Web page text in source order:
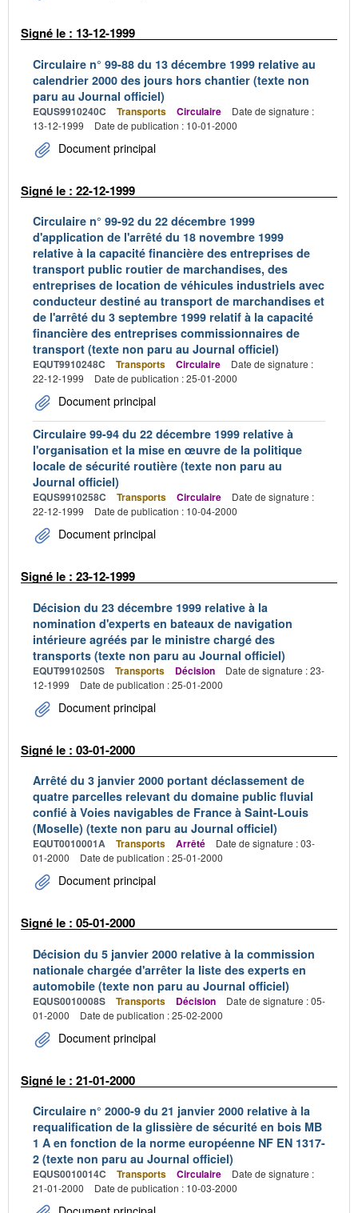
Signé le : 13-12-1999
Circulaire n° 99-88 du 13 décembre 1999 relative au
calendrier 2000 des jours hors chantier (texte non
paru au Journal officiel)
EQUS9910240C Transports Circulaire
Date de signature :
13-12-1999
Date de publication : 10-01-2000
Document principal
Signé le : 22-12-1999
Circulaire n° 99-92 du 22 décembre 1999
d'application de l'arrêté du 18 novembre 1999
relative à la capacité financière des entreprises de
transport public routier de marchandises, des
entreprises de location de véhicules industriels avec
conducteur destiné au transport de marchandises et
de l'arrêté du 3 septembre 1999 relatif à la capacité
financière des entreprises commissionnaires de
transport (texte non paru au Journal officiel)
EQUT9910248C Transports Circulaire
Date de signature :
22-12-1999
Date de publication : 25-01-2000
Document principal
Circulaire 99-94 du 22 décembre 1999 relative à
l'organisation et la mise en œuvre de la politique
locale de sécurité routière (texte non paru au
Journal officiel)
EQUS9910258C Transports Circulaire
Date de signature :
22-12-1999
Date de publication : 10-04-2000
Document principal
Signé le : 23-12-1999
Décision du 23 décembre 1999 relative à la
nomination d'experts en bateaux de navigation
intérieure agréés par le ministre chargé des
transports (texte non paru au Journal officiel)
EQUT9910250S Transports Décision
Date de signature : 23-
12-1999
Date de publication : 25-01-2000
Document principal
Signé le : 03-01-2000
Arrêté du 3 janvier 2000 portant déclassement de
quatre parcelles relevant du domaine public fluvial
confié à Voies navigables de France à Saint-Louis
(Moselle) (texte non paru au Journal officiel)
EQUT0010001A Transports Arrêté
Date de signature : 03-
01-2000
Date de publication : 25-01-2000
Document principal
Signé le : 05-01-2000
Décision du 5 janvier 2000 relative à la commission
nationale chargée d'arrêter la liste des experts en
automobile (texte non paru au Journal officiel)
EQUS0010008S Transports Décision
Date de signature : 05-
01-2000
Date de publication : 25-02-2000
Document principal
Signé le : 21-01-2000
Circulaire n° 2000-9 du 21 janvier 2000 relative à la
requalification de la glissière de sécurité en bois MB
1 A en fonction de la norme européenne NF EN 1317-
2 (texte non paru au Journal officiel)
EQUS0010014C Transports Circulaire
Date de signature :
21-01-2000
Date de publication : 10-03-2000